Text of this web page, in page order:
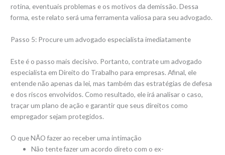
rotina, eventuais problemas e os motivos da demissão. Dessa
forma, este relato será uma ferramenta valiosa para seu advogado.
Passo 5: Procure um advogado especialista imediatamente
Este é o passo mais decisivo. Portanto, contrate um advogado
especialista em Direito do Trabalho para empresas. Afinal, ele
entende não apenas da lei, mas também das estratégias de defesa
e dos riscos envolvidos. Como resultado, ele irá analisar o caso,
traçar um plano de ação e garantir que seus direitos como
empregador sejam protegidos.
O que NÃO fazer ao receber uma intimação
Não tente fazer um acordo direto com o ex-